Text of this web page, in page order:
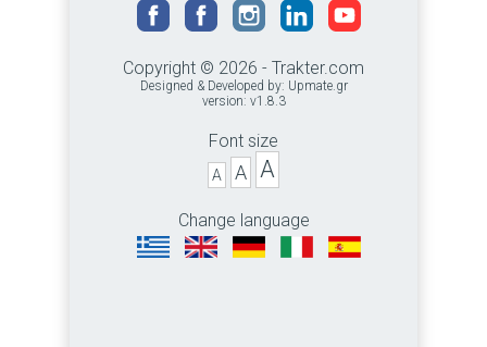
Copyright © 2026 - Trakter.com
Designed & Developed by: Upmate.gr
version: v1.8.3
Font size
A A A
Change language